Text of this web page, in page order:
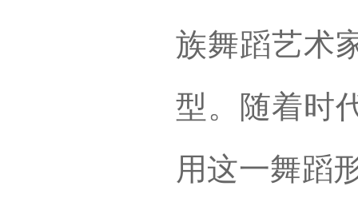
族舞蹈艺术
型。随着时
用这一舞蹈